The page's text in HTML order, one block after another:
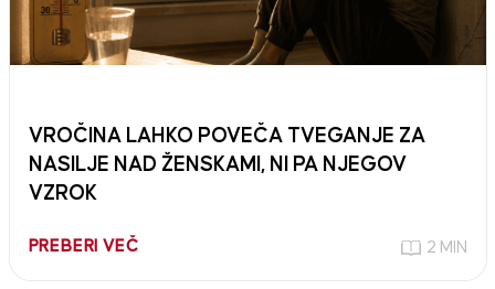
VROČINA LAHKO POVEČA TVEGANJE ZA
NASILJE NAD ŽENSKAMI, NI PA NJEGOV
VZROK
PREBERI VEČ 2 MIN